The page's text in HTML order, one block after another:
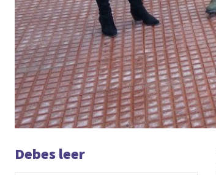
Debes leer